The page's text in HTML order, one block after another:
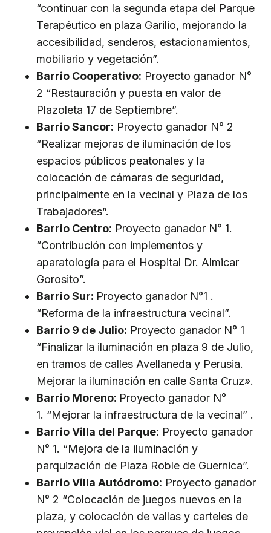
“continuar con la segunda etapa del Parque
Terapéutico en plaza Garilio, mejorando la
accesibilidad, senderos, estacionamientos,
mobiliario y vegetación”.
Barrio Cooperativo: Proyecto ganador N°
2 “Restauración y puesta en valor de
Plazoleta 17 de Septiembre”.
Barrio Sancor: Proyecto ganador N° 2
“Realizar mejoras de iluminación de los
espacios públicos peatonales y la
colocación de cámaras de seguridad,
principalmente en la vecinal y Plaza de los
Trabajadores”.
Barrio Centro: Proyecto ganador N° 1.
“Contribución con implementos y
aparatología para el Hospital Dr. Almicar
Gorosito”.
Barrio Sur: Proyecto ganador N°1 .
“Reforma de la infraestructura vecinal”.
Barrio 9 de Julio: Proyecto ganador N° 1
“Finalizar la iluminación en plaza 9 de Julio,
en tramos de calles Avellaneda y Perusia.
Mejorar la iluminación en calle Santa Cruz».
Barrio Moreno: Proyecto ganador N°
1. “Mejorar la infraestructura de la vecinal” .
Barrio Villa del Parque: Proyecto ganador
N° 1. “Mejora de la iluminación y
parquización de Plaza Roble de Guernica”.
Barrio Villa Autódromo: Proyecto ganador
N° 2 “Colocación de juegos nuevos en la
plaza, y colocación de vallas y carteles de